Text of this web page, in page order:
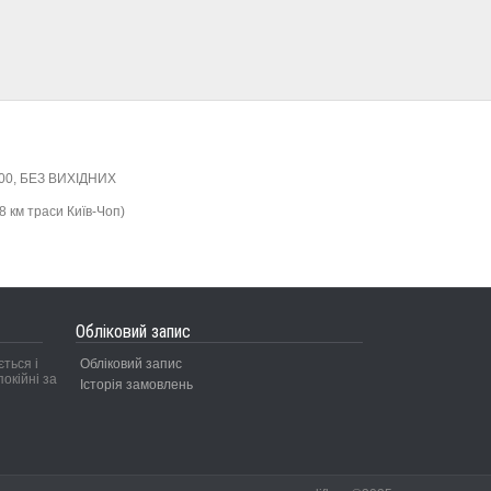
БЕЗ ВИХІДНИХ
км траси Київ-Чоп)
і
за
Обліковий запис
Обліковий запис
Історія замовлень